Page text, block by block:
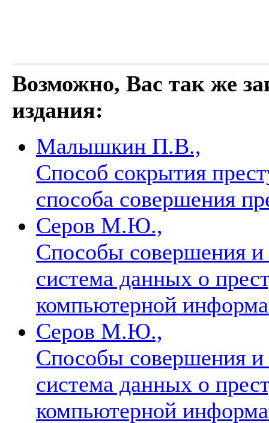
Возможно, Вас так же
издания:
Малышкин П.В.,
Способ сокрытия
способа совершения
Серов М.Ю.,
Способы совершения и
система данных о
компьютерной
Серов М.Ю.,
Способы совершения и
система данных о
компьютерной